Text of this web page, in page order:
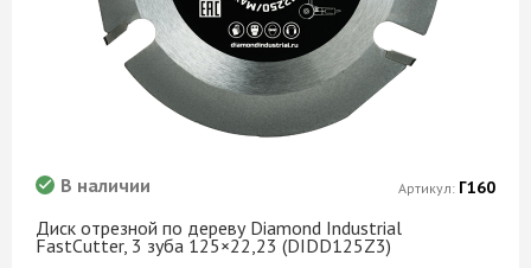
Диск отрезной по дереву Diamond Industrial
FastCutter, 3 зуба 125×22,23 (DIDD125Z3)
В наличии Артикул: Г160